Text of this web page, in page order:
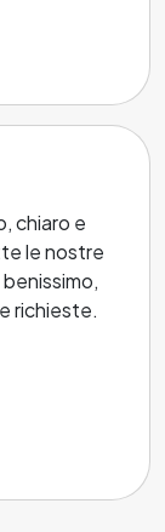
chiaro e
le nostre
richieste.